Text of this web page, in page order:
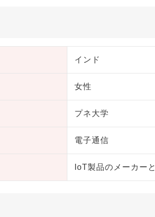
インド
女性
プネ大学
電子通信
IoT製品のメーカー